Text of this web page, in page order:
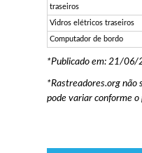
traseiros
Vidros elétricos traseiros
Computador de bordo
*Publicado em: 21/
*Rastreadores.org não
pode variar conforme